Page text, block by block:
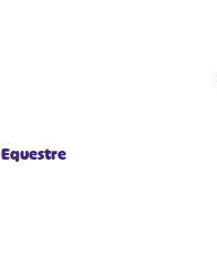
Equestre